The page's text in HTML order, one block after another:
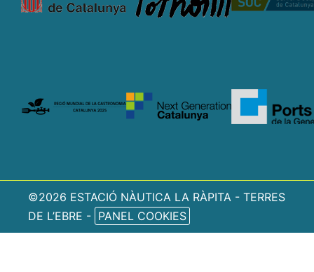
©2026 ESTACIÓ NÀUTICA LA RÀPITA - TERRES
DE L’EBRE - PANEL COOKIES